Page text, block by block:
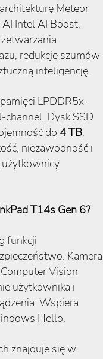
Meteor
Intel AI Boost,
redukcję szumów
inteligencję.
LPDDR5x-
channel. Dysk SSD
do 4 TB.
niezawodność i
użytkownicy
T14s Gen 6?
funkcji
Kamera
Vision
użytkownika i
Wspiera
Hello.
znajduje się w